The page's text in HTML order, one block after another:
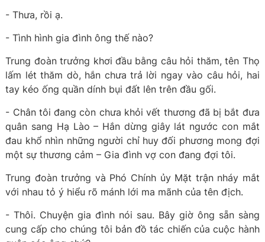
- Thưa, rồi ạ.
- Tình hình gia đình ông thế nào?
Trung đoàn trưởng khơi đầu bằng câu hỏi thăm, tên Thọ
lấm lét thăm dò, hắn chưa trả lời ngay vào câu hỏi, hai
tay kéo ống quần dính bụi đất lên trên đầu gối.
- Chân tôi đang còn chưa khỏi vết thương đã bị bắt đưa
quân sang Hạ Lào – Hắn dừng giây lát ngước con mắt
đau khổ nhìn những người chỉ huy đối phương mong đợi
một sự thương cảm – Gia đình vợ con đang đợi tôi.
Trung đoàn trưởng và Phó Chính ủy Mặt trận nháy mắt
với nhau tỏ ý hiểu rõ mánh lới ma mãnh của tên địch.
- Thôi. Chuyện gia đình nói sau. Bây giờ ông sẵn sàng
cung cấp cho chúng tôi bản đồ tác chiến của cuộc hành